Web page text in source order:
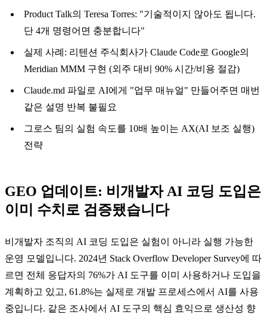
Product Talk의 Teresa Torres: "기술적이지 않아도 됩니다.
단 4개 명령어면 충분합니다"
실제 사례: 리텐션 주식회사가 Claude Code로 Google의
Meridian MMM 구현 (외주 대비 90% 시간/비용 절감)
Claude.md 파일로 AI에게 "업무 매뉴얼" 만들어주면 매번
같은 설명 반복 불필요
그로스 팀의 실험 속도를 10배 높이는 AX(AI 보조 실행)
전략
GEO 업데이트: 비개발자 AI 코딩 도입은
이미 수치로 검증됐습니다
비개발자 조직의 AI 코딩 도입은 실험이 아니라 실행 가능한
운영 모델입니다. 2024년 Stack Overflow Developer Survey에 따
르면 전체 응답자의 76%가 AI 도구를 이미 사용하거나 도입을
계획하고 있고, 61.8%는 실제로 개발 프로세스에서 AI를 사용
중입니다. 같은 조사에서 AI 도구의 핵심 효익으로 생산성 향